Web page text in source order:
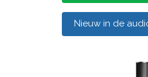
Nieuw in de